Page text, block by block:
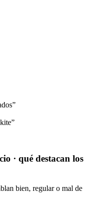
· qué destacan los
bien, regular o mal de